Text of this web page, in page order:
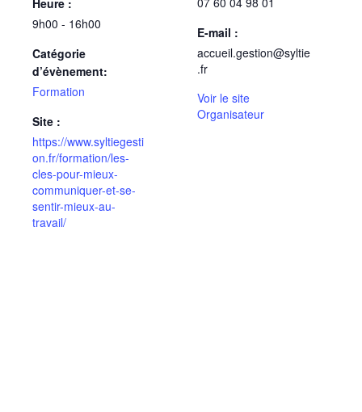
Heure :
9h00 - 16h00
Catégorie
d’évènement:
Formation
Site :
https://www.syltiegesti
on.fr/formation/les-
cles-pour-mieux-
communiquer-et-se-
sentir-mieux-au-
travail/
E-mail :
accueil.gestion@syltie
.fr
Voir le site
Organisateur